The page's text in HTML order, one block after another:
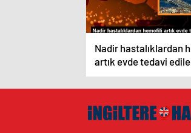
Nadir hastalıklardan
artık evde tedavi